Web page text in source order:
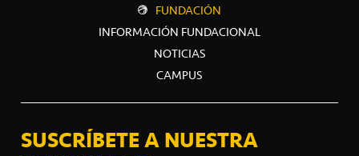
FUNDACIÓN
INFORMACIÓN FUNDACIONAL
NOTICIAS
CAMPUS
SUSCRÍBETE A NUESTRA